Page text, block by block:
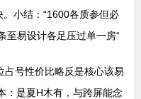
小结：“1600各质参但必
至易设计各足压过单一房“
占号性价比略反是核心该易
是夏H木有，与跨屏能念